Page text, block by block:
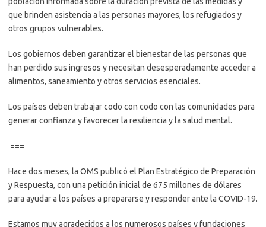
que brinden asistencia a las personas mayores, los refugiados y
otros grupos vulnerables.
Los gobiernos deben garantizar el bienestar de las personas que
han perdido sus ingresos y necesitan desesperadamente acceder a
alimentos, saneamiento y otros servicios esenciales.
Los países deben trabajar codo con codo con las comunidades para
generar confianza y favorecer la resiliencia y la salud mental.
===
Hace dos meses, la OMS publicó el Plan Estratégico de Preparación
y Respuesta, con una petición inicial de 675 millones de dólares
para ayudar a los países a prepararse y responder ante la COVID-19.
Estamos muy agradecidos a los numerosos países y fundaciones